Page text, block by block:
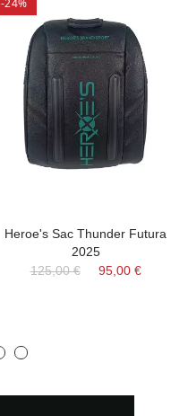
-24%
Heroe's Sac Thunder Futura
2025
125,00 €
95,00 €